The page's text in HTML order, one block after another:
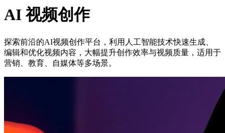
AI 视频创作
探索前沿的AI视频创作平台，利用人工智能技术快速生成、
编辑和优化视频内容，大幅提升创作效率与视频质量，适用于
营销、教育、自媒体等多场景。